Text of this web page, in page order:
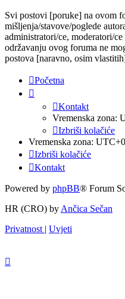
Svi postovi [poruke] na ovom
mišljenja/stavove/poglede
administratori/ce, moderatori/
održavanju ovog foruma ne
postova [naravno, osim
Početna
Kontakt
Vremenska zona:
Izbriši kolačiće
Vremenska zona:
Izbriši kolačiće
Kontakt
Powered by phpBB® Forum
HR (CRO) by Ančica Sečan
Privatnost | Uvjeti